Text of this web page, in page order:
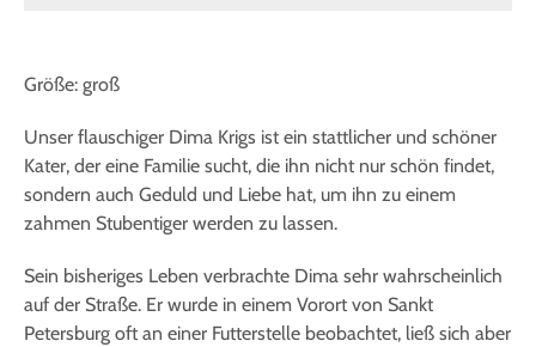
Größe: groß
Unser flauschiger Dima Krigs ist ein stattlicher und schöner
Kater, der eine Familie sucht, die ihn nicht nur schön findet,
sondern auch Geduld und Liebe hat, um ihn zu einem
zahmen Stubentiger werden zu lassen.
Sein bisheriges Leben verbrachte Dima sehr wahrscheinlich
auf der Straße. Er wurde in einem Vorort von Sankt
Petersburg oft an einer Futterstelle beobachtet, ließ sich aber